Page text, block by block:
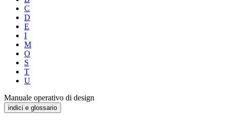
C
D
E
I
M
O
S
T
U
Manuale operativo di design
indici e glossario